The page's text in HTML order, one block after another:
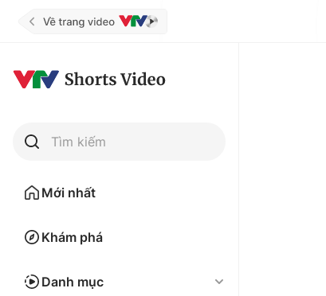
Tìm kiếm
Mới nhất
Khám phá
Danh mục